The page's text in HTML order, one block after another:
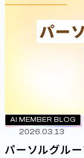
AI MEMBER BLOG
2026.03.13
パーソルグル